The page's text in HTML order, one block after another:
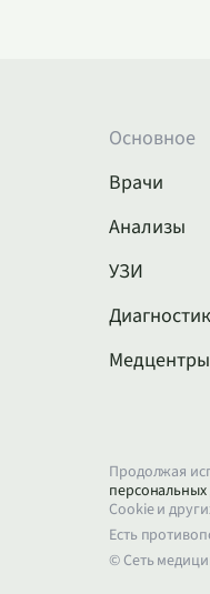
Основное
Врачи
Анализы
УЗИ
Медцентры
Продолжая
Cookie и
Есть
© Сеть